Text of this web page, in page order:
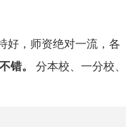
好，师资绝对一流，各
错。
分本校、一分校、